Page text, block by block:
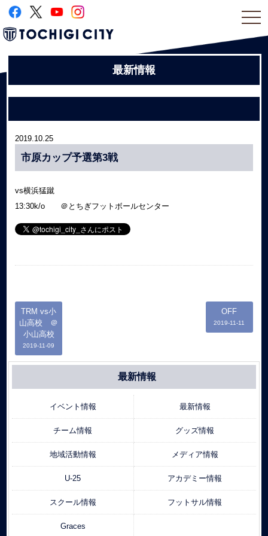
最新情報
2019.10.25
市原カップ予選第3戦
vs横浜猛蹴
13:30k/o ＠とちぎフットボールセンター
TRM vs小
山高校 ＠
小山高校
2019-11-09
OFF
2019-11-11
最新情報
イベント情報 最新情報
チーム情報 グッズ情報
地域活動情報 メディア情報
U-25 アカデミー情報
スクール情報 フットサル情報
Graces